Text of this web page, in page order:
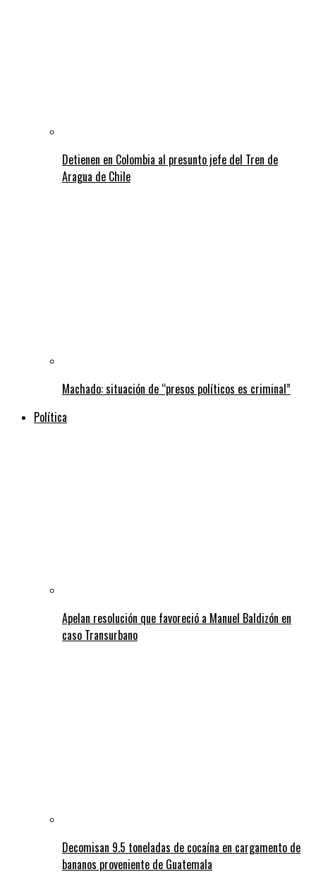
Detienen en Colombia al presunto jefe del Tren de
Aragua de Chile
Machado: situación de “presos políticos es criminal”
Política
Apelan resolución que favoreció a Manuel Baldizón en
caso Transurbano
Decomisan 9.5 toneladas de cocaína en cargamento de
bananos proveniente de Guatemala